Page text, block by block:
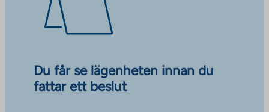
Du får se lägenheten innan du
fattar ett beslut